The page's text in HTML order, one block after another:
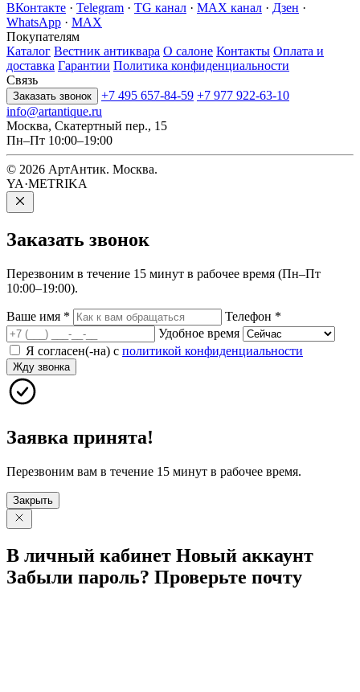
ВКонтакте · Telegram · TG канал · MAX канал · Дзен ·
WhatsApp · MAX
Покупателям
Каталог Вестник антиквара О салоне Контакты Оплата и
доставка Гарантии Политика конфиденциальности
Связь
Заказать звонок +7 495 657-84-59 +7 977 922-63-10
info@artantique.ru
Москва, Скатертный пер., 15
Пн–Пт 10:00–19:00
© 2026 АртАнтик. Москва.
YA·METRIKA
Заказать звонок
Перезвоним в течение 15 минут в рабочее время (Пн–Пт
10:00–19:00).
Ваше имя * Телефон *
Удобное время
Я согласен(-на) с политикой конфиденциальности
Жду звонка
Заявка принята!
Перезвоним вам в течение 15 минут в рабочее время.
Закрыть
В личный кабинет Новый аккаунт
Забыли пароль? Проверьте почту